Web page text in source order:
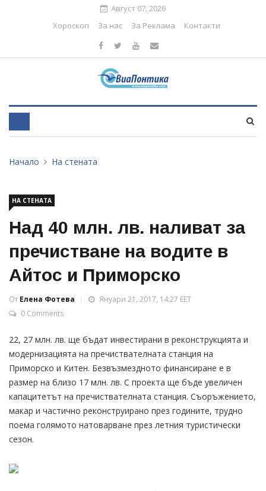
Август 07, 2026
Хороскоп
За нас За Реклама Контакти
Начало На стената
НА СТЕНАТА
Над 40 млн. лв. наливат за
пречистване на водите в
Айтос и Приморско
От Елена Фотева
Януари 21, 2017, 14:27 EET
0 Comments
22, 27 млн. лв. ще бъдат инвестирани в реконструкцията и
модернизацията на пречиствателната станция на
Приморско и Китен. Безвъзмездното финансиране е в
размер на близо 17 млн. лв. С проекта ще бъде увеличен
капацитетът на пречиствателната станция. Съоръжението,
макар и частично реконструирано през годините, трудно
поема голямото натоварване през летния туристически
сезон.